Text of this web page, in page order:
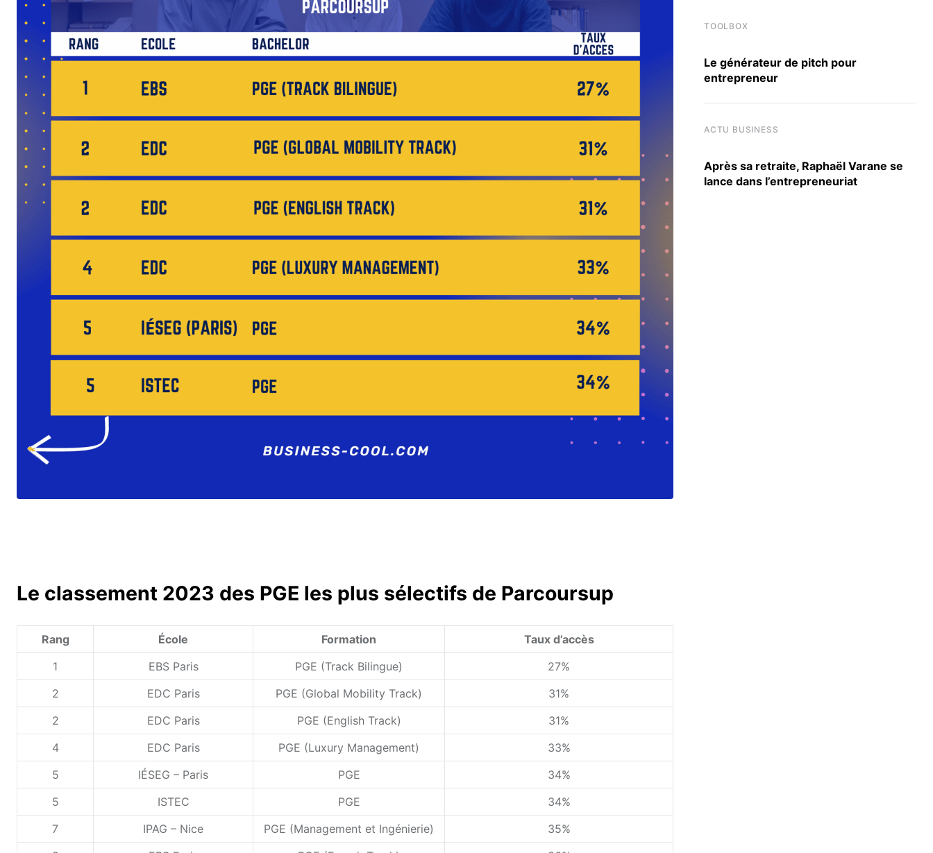
Le classement 2023 des PGE les plus sélectifs de Parcoursup
Rang École Formation
Taux d’accès
1
EBS Paris PGE (Track Bilingue)
27%
2
EDC Paris PGE (Global Mobility Track)
31%
2
EDC Paris PGE (English Track)
31%
4
EDC Paris PGE (Luxury Management)
33%
5
IÉSEG – Paris PGE
34%
5
ISTEC PGE
34%
7
IPAG – Nice PGE (Management et Ingénierie)
35%
TOOLBOX
Le générateur de pitch pour
entrepreneur
ACTU BUSINESS
Après sa retraite, Raphaël Varane se
lance dans l’entrepreneuriat